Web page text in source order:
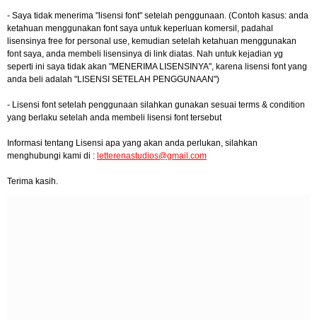
- Saya tidak menerima "lisensi font" setelah penggunaan. (Contoh kasus: anda
ketahuan menggunakan font saya untuk keperluan komersil, padahal
lisensinya free for personal use, kemudian setelah ketahuan menggunakan
font saya, anda membeli lisensinya di link diatas. Nah untuk kejadian yg
seperti ini saya tidak akan "MENERIMA LISENSINYA", karena lisensi font yang
anda beli adalah "LISENSI SETELAH PENGGUNAAN")
- Lisensi font setelah penggunaan silahkan gunakan sesuai terms & condition
yang berlaku setelah anda membeli lisensi font tersebut
Informasi tentang Lisensi apa yang akan anda perlukan, silahkan
menghubungi kami di : letterenastudios@gmail.com
Terima kasih.